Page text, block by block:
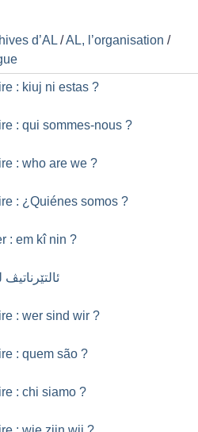
d’AL /AL, l’organisation /
: kiuj ni estas ?
: qui sommes-nous ?
: who are we ?
: ¿Quiénes somos ?
: em kî nin ?
: wer sind wir ?
: quem são ?
: chi siamo ?